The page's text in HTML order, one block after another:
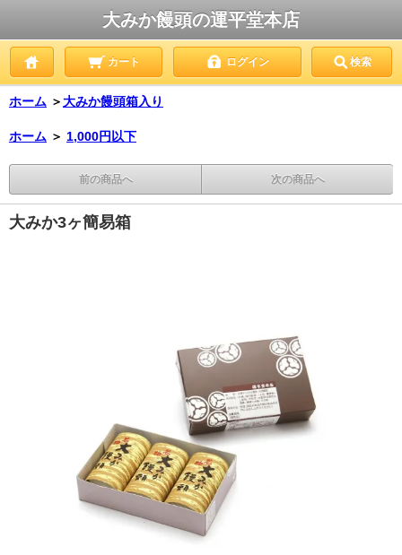
大みか饅頭の運平堂本店
カート ログイン 検索
ホーム ＞大みか饅頭箱入り
ホーム ＞ 1,000円以下
前の商品へ 次の商品へ
大みか3ヶ簡易箱